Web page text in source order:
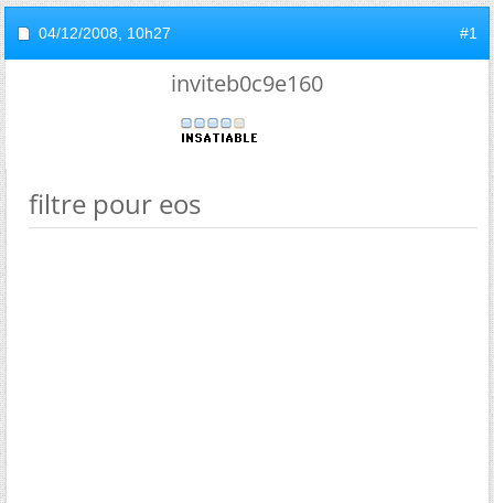
04/12/2008, 10h27 #1
inviteb0c9e160
filtre pour eos